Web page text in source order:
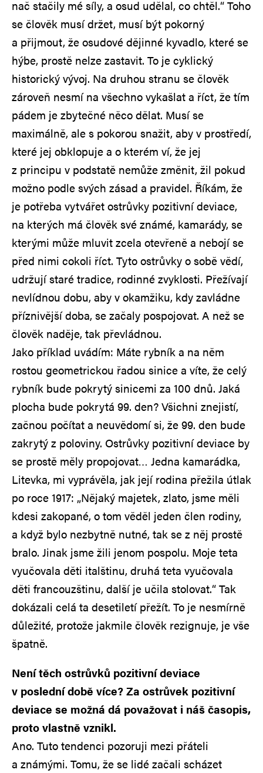
nač stačily mé síly, a osud udělal, co chtěl.“ Toho
se člověk musí držet, musí být pokorný
a přijmout, že osudové dějinné kyvadlo, které se
hýbe, prostě nelze zastavit. To je cyklický
historický vývoj. Na druhou stranu se člověk
zároveň nesmí na všechno vykašlat a říct, že tím
pádem je zbytečné něco dělat. Musí se
maximálně, ale s pokorou snažit, aby v prostředí,
které jej obklopuje a o kterém ví, že jej
z principu v podstatě nemůže změnit, žil pokud
možno podle svých zásad a pravidel. Říkám, že
je potřeba vytvářet ostrůvky pozitivní deviace,
na kterých má člověk své známé, kamarády, se
kterými může mluvit zcela otevřeně a nebojí se
před nimi cokoli říct. Tyto ostrůvky o sobě vědí,
udržují staré tradice, rodinné zvyklosti. Přežívají
nevlídnou dobu, aby v okamžiku, kdy zavládne
příznivější doba, se začaly pospojovat. A než se
člověk naděje, tak převládnou.
Jako příklad uvádím: Máte rybník a na něm
rostou geometrickou řadou sinice a víte, že celý
rybník bude pokrytý sinicemi za 100 dnů. Jaká
plocha bude pokrytá 99. den? Všichni znejistí,
začnou počítat a neuvědomí si, že 99. den bude
zakrytý z poloviny. Ostrůvky pozitivní deviace by
se prostě měly propojovat… Jedna kamarádka,
Litevka, mi vyprávěla, jak její rodina přežila útlak
po roce 1917: „Nějaký majetek, zlato, jsme měli
kdesi zakopané, o tom věděl jeden člen rodiny,
a když bylo nezbytně nutné, tak se z něj prostě
bralo. Jinak jsme žili jenom pospolu. Moje teta
vyučovala děti italštinu, druhá teta vyučovala
děti francouzštinu, další je učila stolovat.“ Tak
dokázali celá ta desetiletí přežít. To je nesmírně
důležité, protože jakmile člověk rezignuje, je vše
špatně.
Není těch ostrůvků pozitivní deviace
v poslední době více? Za ostrůvek pozitivní
deviace se možná dá považovat i náš časopis,
proto vlastně vznikl.
Ano. Tuto tendenci pozoruji mezi přáteli
a známými. Tomu, že se lidé začali scházet